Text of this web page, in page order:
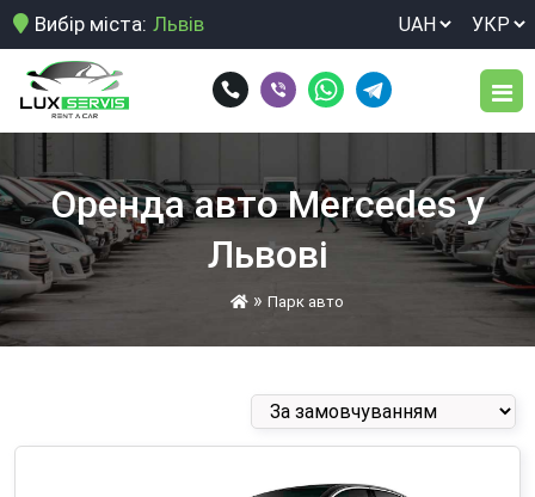
Вибір міста: Львів
Парк авто
Послуги
Довгострокова оренда автомобіля
Оренда авто для виїзду за кордон
Умови оренди
Відгуки
Оренда авто Mercedes у
Львові
» Парк авто